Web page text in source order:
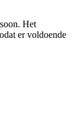
Het
er voldoende